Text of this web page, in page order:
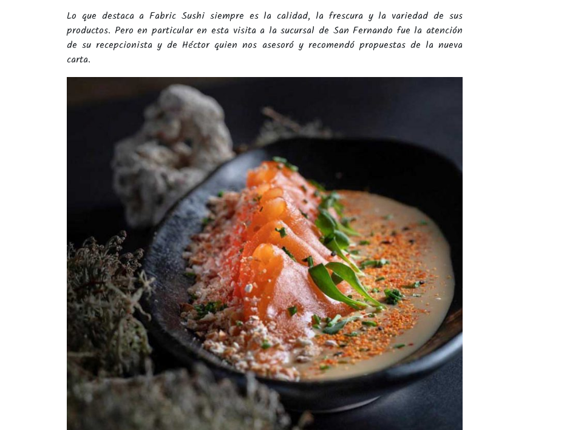
Lo que destaca a Fabric Sushi siempre es la calidad, la frescura y la variedad de sus
productos. Pero en particular en esta visita a la sucursal de San Fernando fue la atención
de su recepcionista y de Héctor quien nos asesoró y recomendó propuestas de la nueva
carta.